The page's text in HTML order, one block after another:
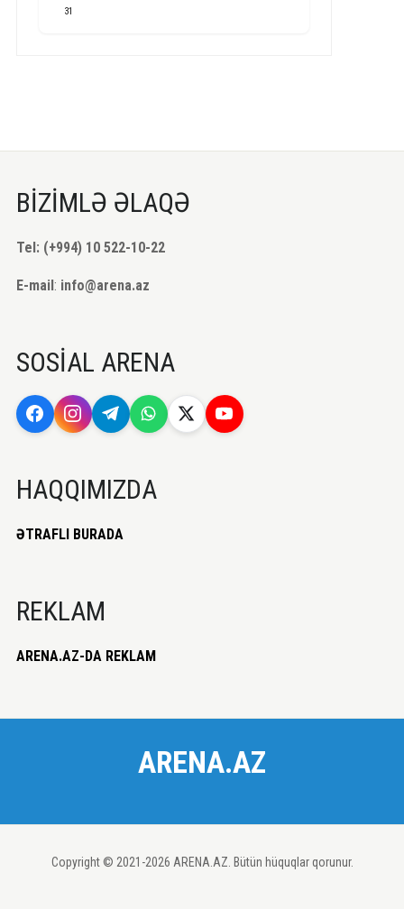
31
BİZİMLƏ ƏLAQƏ
Tel: (+994) 10 522-10-22
E-mail: info@arena.az
SOSİAL ARENA
HAQQIMIZDA
ƏTRAFLI BURADA
REKLAM
ARENA.AZ-DA REKLAM
ARENA.AZ
Copyright © 2021-2026 ARENA.AZ. Bütün hüquqlar qorunur.